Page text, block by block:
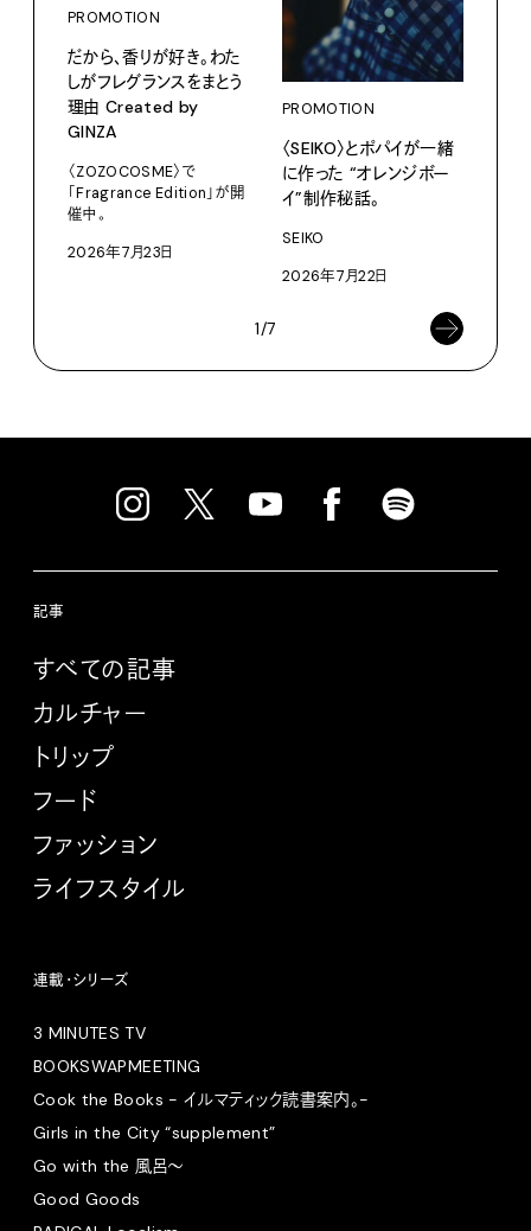
PROMOTION
だから、香りが好き。わた
しがフレグランスをまとう
理由 Created by
GINZA
〈ZOZOCOSME〉で
「Fragrance Edition」が開
催中。
2026年7月23日
PROMOTION
〈SEIKO〉とポパイが一緒
に作った “オレンジボー
イ”制作秘話。
SEIKO
2026年7月22日
1/7
記事
すべての記事
カルチャー
トリップ
フード
ファッション
ライフスタイル
連載・シリーズ
3 MINUTES TV
BOOKSWAPMEETING
Cook the Books - イルマティック読書案内。-
Girls in the City “supplement”
Go with the 風呂〜
Good Goods